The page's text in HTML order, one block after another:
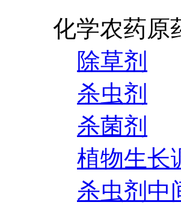
化学农药原
除草剂
杀虫剂
杀菌剂
植物生长
杀虫剂中